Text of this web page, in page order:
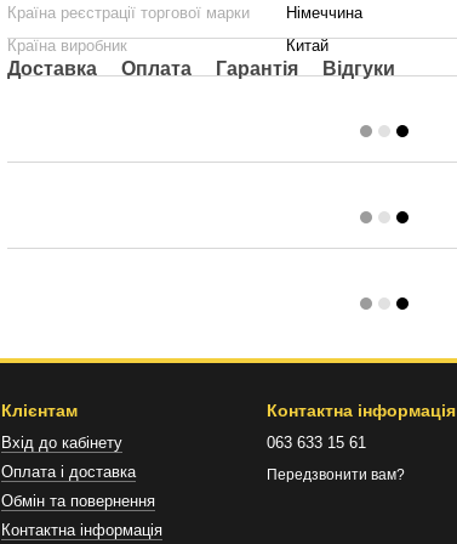
Країна реєстрації торгової марки
Німеччина
Країна виробник
Китай
Доставка Оплата Гарантія Відгуки
Клієнтам
Вхід до кабінету
Оплата і доставка
Обмін та повернення
Контактна інформація
Контактна інформація
063 633 15 61
Передзвонити вам?